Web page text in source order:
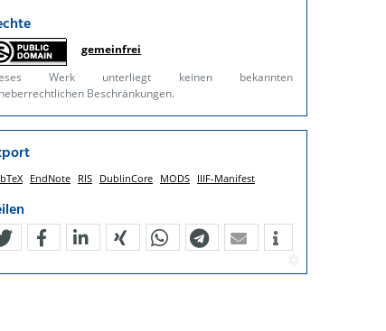
gemeinfrei
Werk unterliegt keinen bekannten
Beschränkungen.
EndNote RIS DublinCore MODS IIIF-Manifest